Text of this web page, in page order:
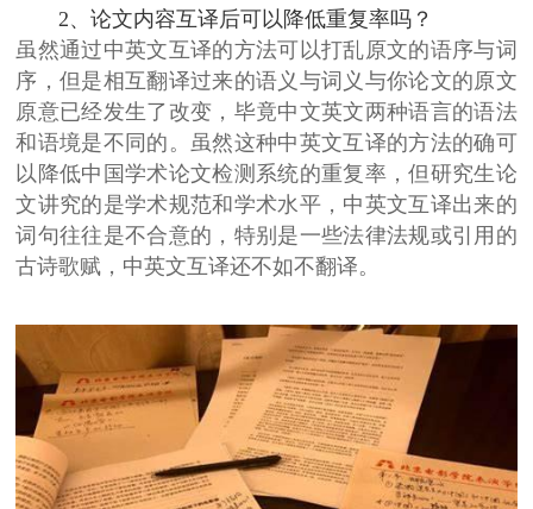
2、论文内容互译后可以降低重复率吗？
虽然通过中英文互译的方法可以打乱原文的语序与词
序，但是相互翻译过来的语义与词义与你论文的原文
原意已经发生了改变，毕竟中文英文两种语言的语法
和语境是不同的。虽然这种中英文互译的方法的确可
以降低中国学术论文检测系统的重复率，但研究生论
文讲究的是学术规范和学术水平，中英文互译出来的
词句往往是不合意的，特别是一些法律法规或引用的
古诗歌赋，中英文互译还不如不翻译。